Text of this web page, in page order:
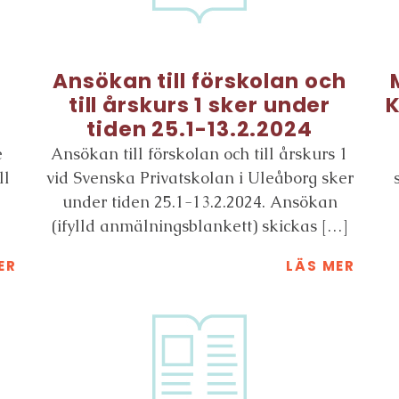
Ansökan till förskolan och
till årskurs 1 sker under
tiden 25.1-13.2.2024
Ansökan till förskolan och till årskurs 1
vid Svenska Privatskolan i Uleåborg sker
under tiden 25.1-13.2.2024. Ansökan
(ifylld anmälningsblankett) skickas […]
LÄS MER